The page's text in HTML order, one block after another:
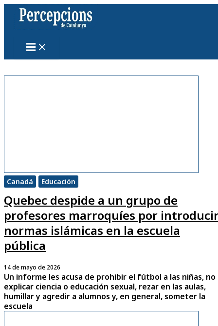
contenido
Canadá Educación
Quebec despide a un grupo de
profesores marroquíes por
normas islámicas en la escuela
pública
14 de mayo de 2026
Un informe les acusa de prohibir el fútbol a las niñas, no
explicar ciencia o educación sexual, rezar en las aulas,
humillar y agredir a alumnos y, en general, someter la
escuela